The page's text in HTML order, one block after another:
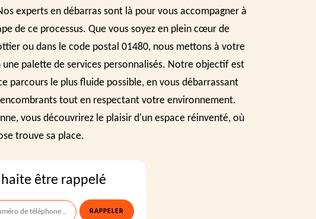
experts en débarras sont là pour vous accompagner à
de ce processus. Que vous soyez en plein cœur de
ou dans le code postal 01480, nous mettons à votre
palette de services personnalisés. Notre objectif est
parcours le plus fluide possible, en vous débarrassant
tout en respectant votre environnement.
vous découvrirez le plaisir d'un espace réinventé, où
trouve sa place.
être rappelé